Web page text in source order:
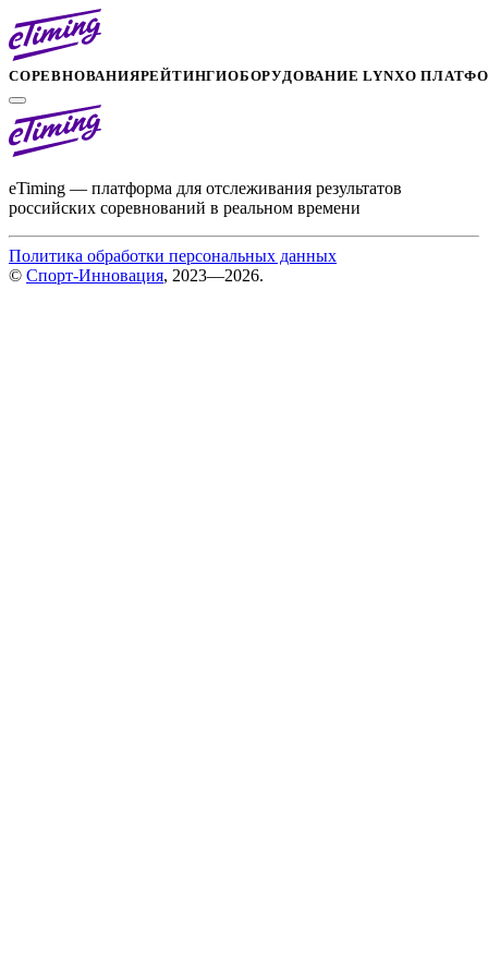
СОРЕВНОВАНИЯРЕЙТИНГИОБОРУДОВАНИЕ LYNXО
eTiming — платформа для отслеживания результатов
российских соревнований в реальном времени
Политика обработки персональных данных
© Спорт-Инновация, 2023—2026.